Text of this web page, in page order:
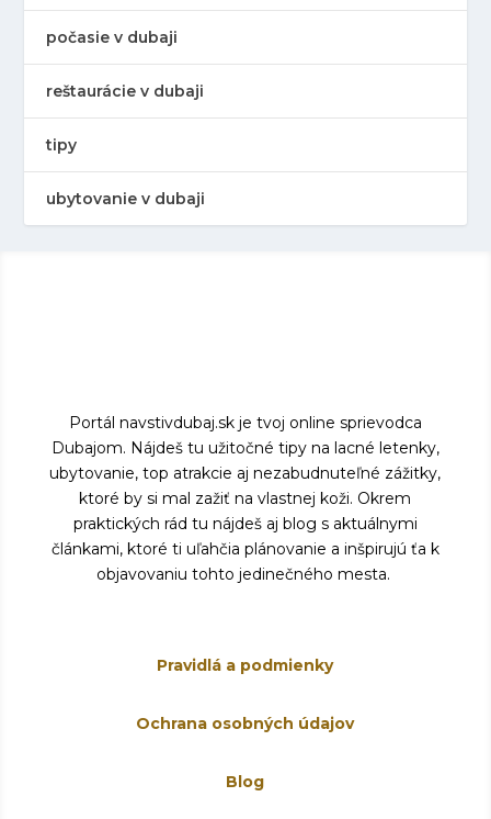
počasie v dubaji
reštaurácie v dubaji
tipy
ubytovanie v dubaji
Portál navstivdubaj.sk je tvoj online sprievodca
Dubajom. Nájdeš tu užitočné tipy na lacné letenky,
ubytovanie, top atrakcie aj nezabudnuteľné zážitky,
ktoré by si mal zažiť na vlastnej koži. Okrem
praktických rád tu nájdeš aj blog s aktuálnymi
článkami, ktoré ti uľahčia plánovanie a inšpirujú ťa k
objavovaniu tohto jedinečného mesta.
Pravidlá a podmienky
Ochrana osobných údajov
Blog